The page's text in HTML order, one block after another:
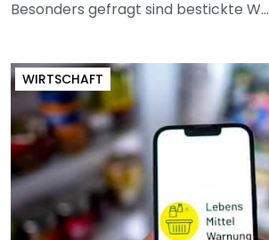
Besonders gefragt sind bestickte W...
WIRTSCHAFT